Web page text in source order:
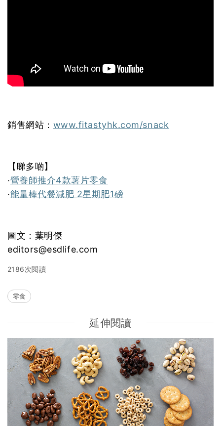
銷售網站： www.fitastyhk.com/snack
【睇多啲】
‧營養師推介4款薯片零食
‧能量棒代餐減肥 2星期肥1磅
圖文：葉明傑
editors@esdlife.com
2186次閱讀
零食
延伸閱讀